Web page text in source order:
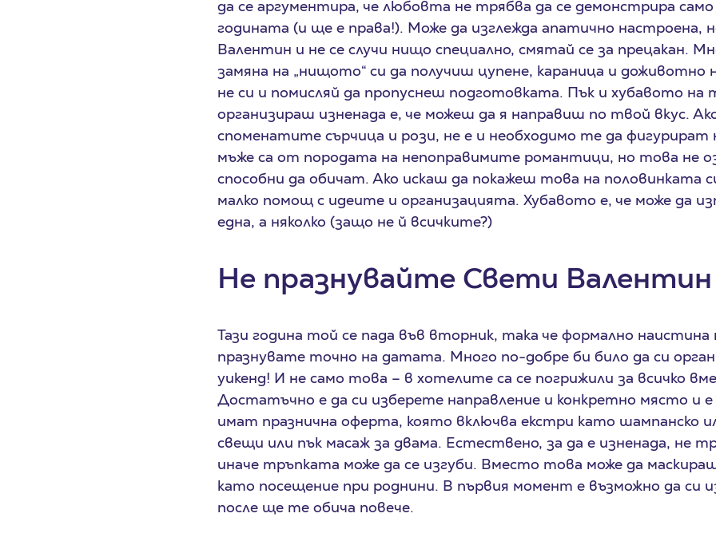
да се аргументира, че любовта не трябва да се демонстрира само
годината (и ще е права!). Може да изглежда апатично настроена,
Валентин и не се случи нищо специално, смятай се за прецакан.
замяна на „нищото“ си да получиш цупене, караница и доживотно
не си и помисляй да пропуснеш подготовката. Пък и хубавото на
организираш изненада е, че можеш да я направиш по твой вкус.
споменатите сърчица и рози, не е и необходимо те да фигурират
мъже са от породата на непоправимите романтици, но това не
способни да обичат. Ако искаш да покажеш това на половинката
малко помощ с идеите и организацията. Хубавото е, че може да
една, а няколко (защо не й всичките?)
Не празнувайте Свети Валентин
Тази година той се пада във вторник, така че формално наистина
празнувате точно на датата. Много по-добре би било да си
уикенд! И не само това – в хотелите са се погрижили за всичко
Достатъчно е да си изберете направление и конкретно място и е
имат празнична оферта, която включва екстри като шампанско
свещи или пък масаж за двама. Естествено, за да е изненада, не
иначе тръпката може да се изгуби. Вместо това може да
като посещение при роднини. В първия момент е възможно да си
после ще те обича повече.